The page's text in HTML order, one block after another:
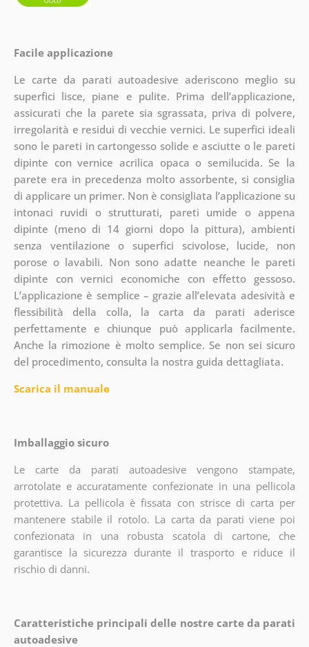
Facile applicazione
Le carte da parati autoadesive aderiscono meglio su
superfici lisce, piane e pulite. Prima dell’applicazione,
assicurati che la parete sia sgrassata, priva di polvere,
irregolarità e residui di vecchie vernici. Le superfici ideali
sono le pareti in cartongesso solide e asciutte o le pareti
dipinte con vernice acrilica opaca o semilucida. Se la
parete era in precedenza molto assorbente, si consiglia
di applicare un primer. Non è consigliata l’applicazione su
intonaci ruvidi o strutturati, pareti umide o appena
dipinte (meno di 14 giorni dopo la pittura), ambienti
senza ventilazione o superfici scivolose, lucide, non
porose o lavabili. Non sono adatte neanche le pareti
dipinte con vernici economiche con effetto gessoso.
L’applicazione è semplice – grazie all’elevata adesività e
flessibilità della colla, la carta da parati aderisce
perfettamente e chiunque può applicarla facilmente.
Anche la rimozione è molto semplice. Se non sei sicuro
del procedimento, consulta la nostra guida dettagliata.
Scarica il manuale
Imballaggio sicuro
Le carte da parati autoadesive vengono stampate,
arrotolate e accuratamente confezionate in una pellicola
protettiva. La pellicola è fissata con strisce di carta per
mantenere stabile il rotolo. La carta da parati viene poi
confezionata in una robusta scatola di cartone, che
garantisce la sicurezza durante il trasporto e riduce il
rischio di danni.
Caratteristiche principali delle nostre carte da parati
autoadesive